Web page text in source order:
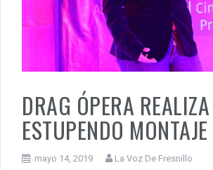
DRAG ÓPERA REALIZA
ESTUPENDO MONTAJE
mayo 14, 2019 La Voz De Fresnillo